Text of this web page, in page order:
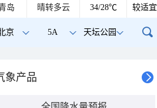
岛 晴转多云 34/28℃ 较适宜
京 5A 天坛公园
象产品